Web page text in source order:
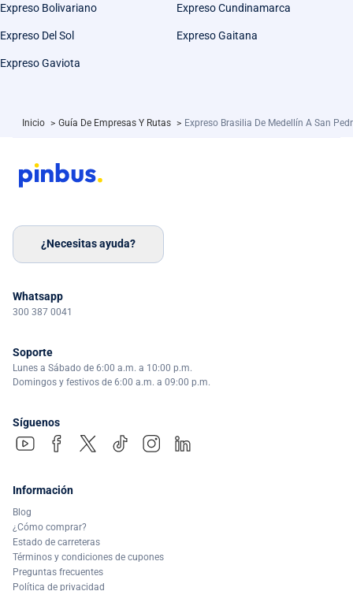
Expreso Bolivariano Expreso Cundinamarca
Expreso Del Sol Expreso Gaitana
Expreso Gaviota
Inicio > Guía De Empresas Y Rutas > Expreso Brasilia De Medellín A San
¿Necesitas ayuda?
Whatsapp
300 387 0041
Soporte
Lunes a Sábado de 6:00 a.m. a 10:00 p.m.
Domingos y festivos de 6:00 a.m. a 09:00 p.m.
Síguenos
Información
Blog
¿Cómo comprar?
Estado de carreteras
Términos y condiciones de cupones
Preguntas frecuentes
Política de privacidad